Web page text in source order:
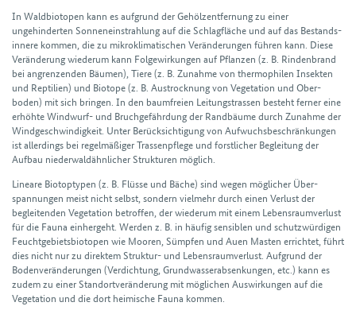
In Wald­bio­topen kann es aufgrund der Gehölz­ent­fernung zu einer
ungehinderten Sonnen­ein­strahlung auf die Schlag­fläche und auf das Bestands­
innere kommen, die zu mikroklimatischen Veränderungen führen kann. Diese
Veränderung wiederum kann Folge­wirkungen auf Pflanzen (z. B. Rinden­brand
bei angrenzenden Bäumen), Tiere (z. B. Zunahme von thermo­philen Insekten
und Reptilien) und Bio­tope (z. B. Austrocknung von Vegetation und Ober­
boden) mit sich bringen. In den baum­freien Leitungs­trassen besteht ferner eine
erhöhte Wind­wurf- und Bruch­gefährdung der Rand­bäume durch Zunahme der
Wind­geschwindig­keit. Unter Berücksichtigung von Aufwuchsbeschränkungen
ist allerdings bei regelmäßiger Trassenpflege und forstlicher Begleitung der
Aufbau niederwaldähnlicher Strukturen möglich.
Lineare Biotoptypen (z. B. Flüsse und Bäche) sind wegen möglicher Über­
spannungen meist nicht selbst, sondern vielmehr durch einen Verlust der
begleitenden Vegetation betroffen, der wiederum mit einem Lebens­raum­verlust
für die Fauna einhergeht. Werden z. B. in häufig sensiblen und schutz­würdigen
Feucht­gebiets­biotopen wie Mooren, Sümpfen und Auen Masten errichtet, führt
dies nicht nur zu direktem Struktur- und Lebensr­aumverlust. Aufgrund der
Bodenveränderungen (Verdichtung, Grund­wasser­absenkungen, etc.) kann es
zudem zu einer Stand­ort­veränderung mit möglichen Auswirkungen auf die
Vegetation und die dort heimische Fauna kommen.